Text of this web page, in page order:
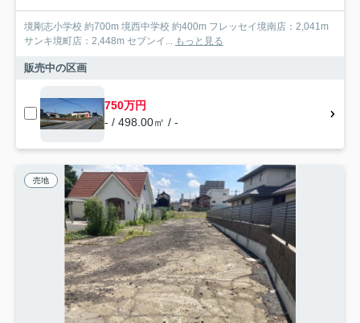
境剛志小学校 約700m 境西中学校 約400m フレッセイ境南店：2,041m
サンキ境町店：2,448m セブンイ...
もっと見る
販売中の区画
750万円
- / 498.00㎡ / -
売地